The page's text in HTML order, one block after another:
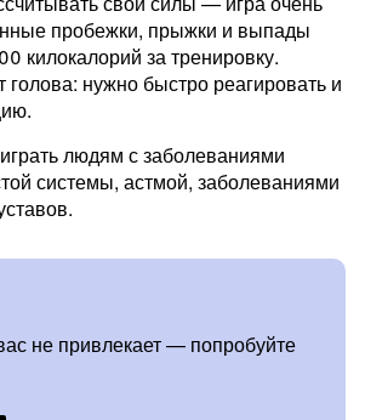
пробежки, прыжки и выпады
килокалорий за тренировку.
голова: нужно быстро реагировать и
людям с заболеваниями
системы, астмой, заболеваниями
не привлекает — попробуйте